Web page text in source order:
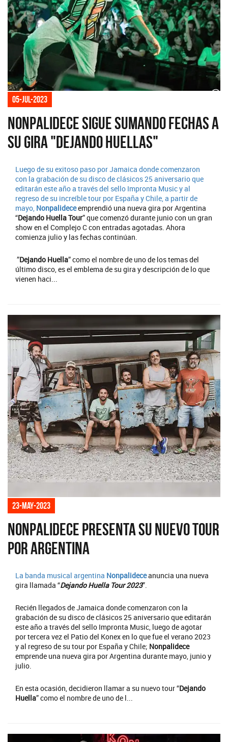
05-jul-2023
Nonpalidece sigue sumando fechas a
su gira "Dejando Huellas"
Luego de su exitoso paso por Jamaica donde comenzaron
con la grabación de su disco de clásicos 25 aniversario que
editarán este año a través del sello Impronta Music y al
regreso de su increíble tour por España y Chile, a partir de
mayo, Nonpalideceemprendió una nueva gira por Argentina
“Dejando Huella Tour” que comenzó durante junio con un gran
show en el Complejo C con entradas agotadas. Ahora
comienza julio y las fechas continúan.
”Dejando Huella” como el nombre de uno de los temas del
último disco, es el emblema de su gira y descripción de lo que
vienen haci...
23-may-2023
Nonpalidece presenta su nuevo tour
por Argentina
La banda musical argentina Nonpalideceanuncia una nueva
gira llamada “Dejando Huella Tour 2023”.
Recién llegados de Jamaica donde comenzaron con la
grabación de su disco de clásicos 25 aniversario que editarán
este año a través del sello Impronta Music, luego de agotar
por tercera vez el Patio del Konex en lo que fue el verano 2023
y al regreso de su tour por España y Chile; Nonpalidece
emprende una nueva gira por Argentina durante mayo, junio y
julio.
En esta ocasión, decidieron llamar a su nuevo tour “Dejando
Huella” como el nombre de uno de l...